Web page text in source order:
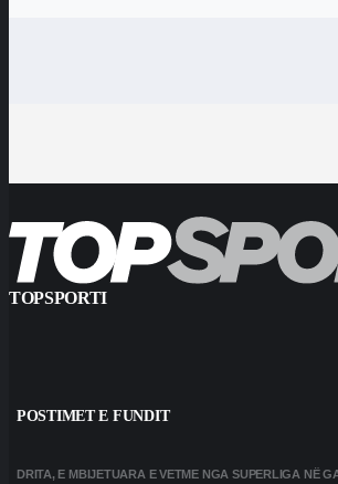
TOPSPORTI
POSTIMET E FUNDIT
DRITA, E MBIJETUARA E VETME NGA SUPERLIGA NË